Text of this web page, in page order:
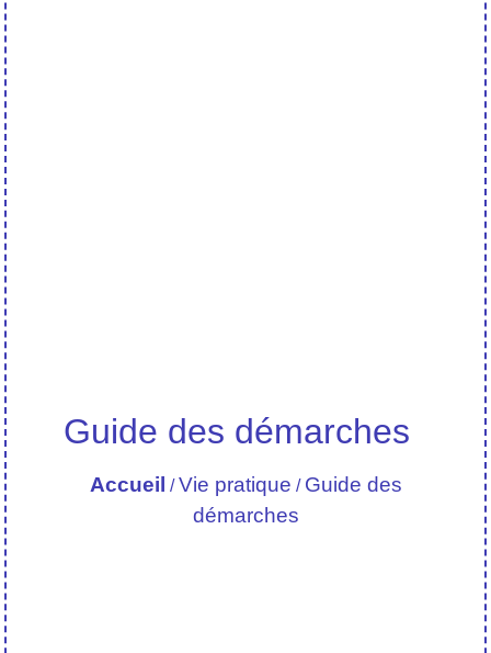
Guide des démarches
Accueil /Vie pratique / Guide des
démarches